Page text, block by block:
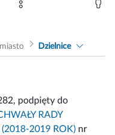
Dzielnice
podpięty do
RADY
(2018-2019 ROK) nr